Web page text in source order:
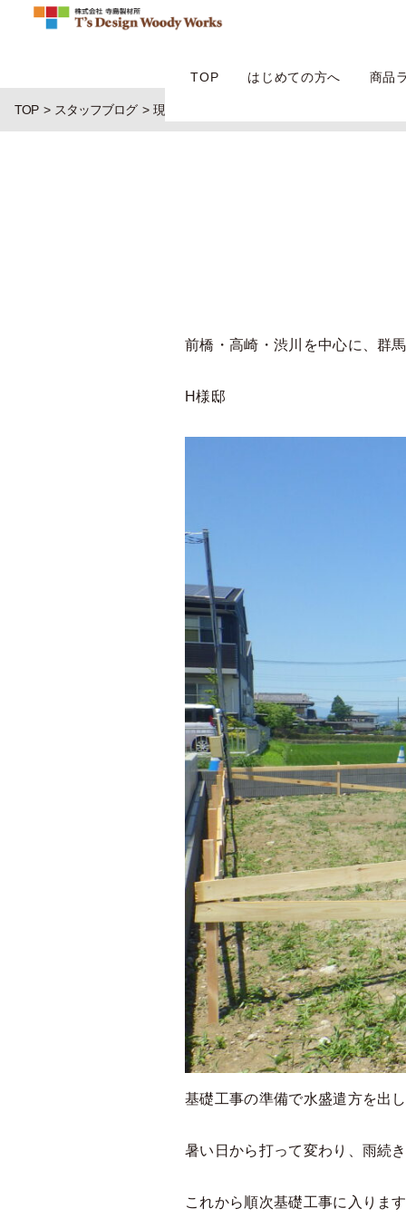
TOP はじめての方へ 商品
TOP スタッフブログ 現場紹介
前橋・高崎・渋川を中心に、群
H様邸
基礎工事の準備で水盛遣方を出
暑い日から打って変わり、雨続
これから順次基礎工事に入りま